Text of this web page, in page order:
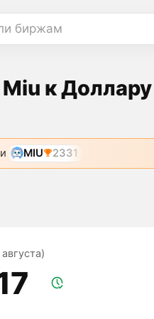
биржам
к Доллару
MIU 2331